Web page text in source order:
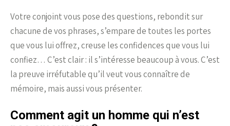
Votre conjoint vous pose des questions, rebondit sur
chacune de vos phrases, s’empare de toutes les portes
que vous lui offrez, creuse les confidences que vous lui
confiez… C’est clair : il s’intéresse beaucoup à vous. C’est
la preuve irréfutable qu’il veut vous connaître de
mémoire, mais aussi vous présenter.
Comment agit un homme qui n’est